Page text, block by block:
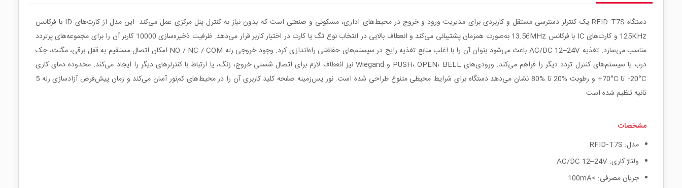
دستگاه RFID‑T7S یک کنترلر دسترسی مستقل و کاربردی برای مدیریت ورود و خروج در محیط‌های اداری، مسکونی و صنعتی است که بدون نیاز به کنترل پنل مرکزی عمل می‌کند. این مدل از کارت‌های ID با فرکانس
125KHz و کارت‌های IC با فرکانس 13.56MHz به‌صورت همزمان پشتیبانی می‌کند و انعطاف بالایی در انتخاب نوع تگ یا کارت در اختیار کاربر قرار می‌دهد. ظرفیت ذخیره‌سازی 10000 کاربر آن را برای مجموعه‌های پرتردد
مناسب می‌سازد. تغذیه AC/DC 12–24V باعث می‌شود بتوان آن را با اغلب منابع تغذیه رایج در سیستم‌های حفاظتی راه‌اندازی کرد. وجود خروجی رله NO / NC / COM امکان اتصال مستقیم به قفل برقی، مگنت، جک
درب یا سیستم‌های کنترل تردد دیگر را فراهم می‌کند. ورودی‌های PUSH، OPEN، BELL و Wiegand نیز انعطاف لازم برای اتصال شستی خروج، زنگ، یا ارتباط با کنترلرهای دیگر را ایجاد می‌کند. محدوده دمای کاری
‎‑20°C تا ‎+70°C و رطوبت ‎20% تا ‎80% نشان می‌دهد دستگاه برای شرایط محیطی متنوع طراحی شده است. نور پس‌زمینه صفحه کلید کاربری آن را در محیط‌های کم‌نور آسان می‌کند و زمان پیش‌فرض آزادسازی رله 5
ثانیه تنظیم شده است.
مشخصات
مدل: RFID‑T7S
ولتاژ کاری: AC/DC 12–24V
جریان مصرفی: >100mA